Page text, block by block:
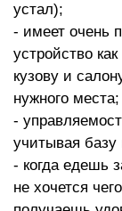
устал);
- имеет очень
устройство
кузову и
нужного места;
-
учитывая базу
- когда едешь
не хочется